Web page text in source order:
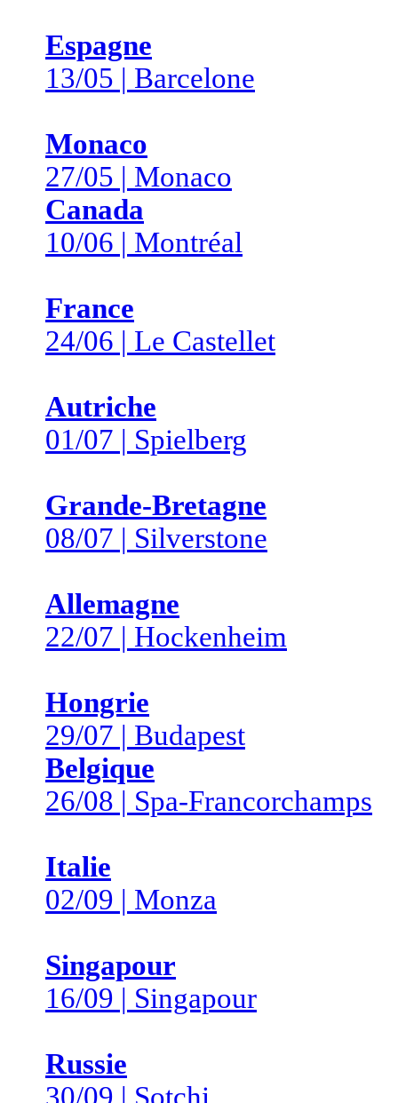
Espagne
13/05 | Barcelone
Monaco
27/05 | Monaco
Canada
10/06 | Montréal
France
24/06 | Le Castellet
Autriche
01/07 | Spielberg
Grande-Bretagne
08/07 | Silverstone
Allemagne
22/07 | Hockenheim
Hongrie
29/07 | Budapest
Belgique
26/08 | Spa-Francorchamps
Italie
02/09 | Monza
Singapour
16/09 | Singapour
Russie